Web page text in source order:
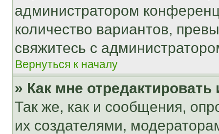
администратором
количество вариантов,
свяжитесь с
Вернуться к началу
» Как мне
Так же, как и сообщения,
их создателями,